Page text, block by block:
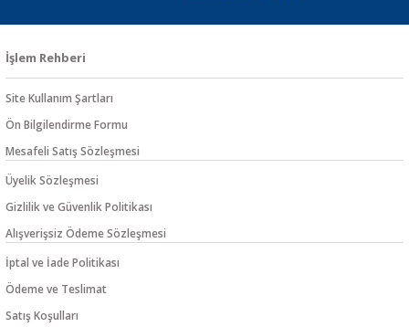
İşlem Rehberi
Site Kullanım Şartları
Ön Bilgilendirme Formu
Mesafeli Satış Sözleşmesi
Üyelik Sözleşmesi
Gizlilik ve Güvenlik Politikası
Alışverişsiz Ödeme Sözleşmesi
İptal ve İade Politikası
Ödeme ve Teslimat
Satış Koşulları